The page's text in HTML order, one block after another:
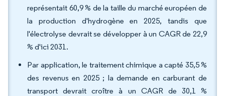
représentait 60,9 % de la taille du marché européen de
la production d'hydrogène en 2025, tandis que
l'électrolyse devrait se développer à un CAGR de 22,9
% d'ici 2031.
Par application, le traitement chimique a capté 35,5 %
des revenus en 2025 ; la demande en carburant de
transport devrait croître à un CAGR de 30,1 %